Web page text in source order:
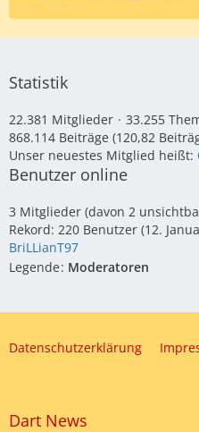
Statistik
22.381 Mitglieder
33.255
868.114 Beiträge (120,82
Unser neuestes Mitglied heißt:
Benutzer online
3 Mitglieder (davon 2
Rekord: 220 Benutzer (12.
BriLLianT97
Legende Moderatoren
Datenschutzerklärung
Dart News